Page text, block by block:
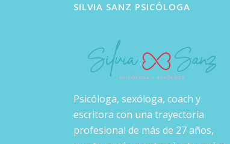
SILVIA SANZ PSICÓLOGA
Psicóloga, sexóloga, coach y
escritora con una trayectoria
profesional de más de 27 años,